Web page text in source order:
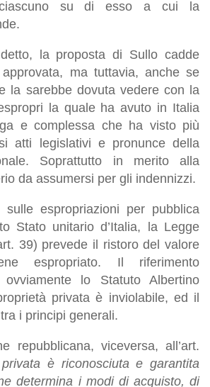
su di esso a cui la
la proposta di Sullo cadde
ma tuttavia, anche se
la sarebbe dovuta vedere con la
la quale ha avuto in Italia
e complessa che ha visto più
atti legislativi e pronunce della
Soprattutto in merito alla
da assumersi per gli indennizzi.
espropriazioni per pubblica
Stato unitario d’Italia, la Legge
39) prevede il ristoro del valore
espropriato. Il riferimento
ovviamente lo Statuto Albertino
privata è inviolabile, ed il
i principi generali.
repubblicana, viceversa, all’art.
è riconosciuta e garantita
determina i modi di acquisto, di